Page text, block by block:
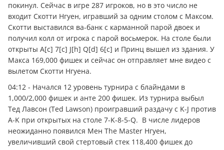
покинул. Сейчас в игре 287 игроков, но в это число не
входит Скотти Нгуен, игравший за одним столом с Максом.
Скотти выставился ва-банк с карманной парой двоек и
получил колл от игрока с парой восьмерок. На столе были
открыты A[c] 7[c] J[h] Q[d] 6[c] и Принц вышел из здания. У
Макса 169,000 фишек и сейчас он отправляет мне видео с
вылетом Скотти Нгуена.
04:12 - Начался 12 уровень турнира с блайндами в
1,000/2,000 фишек и анте 200 фишек. Из турнира выбыл
Тед Лавсон (Ted Lawson) проигравший раздачу с K-J против
A-K при открытых на столе 7-K-8-5-Q. В числе лидеров
неожиданно появился Мен The Master Нгуен,
увеличивший свой стертовый стек 118,400 фишек до